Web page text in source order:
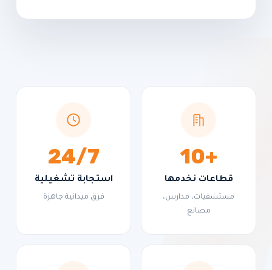
+10
قطاعات نخدمها
مستشفيات، مدارس،
مصانع
24/7
استجابة تشغيلية
فرق ميدانية جاهزة